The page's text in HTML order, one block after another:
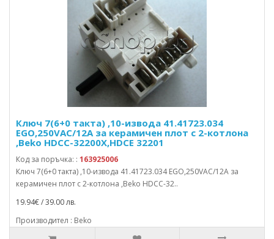
Ключ 7(6+0 такта) ,10-извода 41.41723.034
EGO,250VAC/12A за керамичен плот с 2-котлона
,Beko HDCC-32200X,HDCE 32201
Код за поръчка: : 163925006
Ключ 7(6+0 такта) ,10-извода 41.41723.034 EGO,250VAC/12A за
керамичен плот с 2-котлона ,Beko HDCC-32..
19.94€ / 39.00 лв.
Производител : Beko